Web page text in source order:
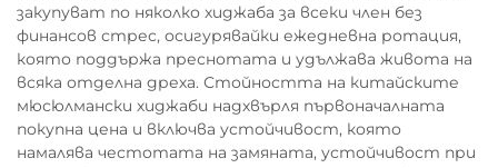
закупуват по няколко хиджаба за всеки член без
финансов стрес, осигурявайки ежедневна ротация,
която поддържа преснотата и удължава живота на
всяка отделна дреха. Стойността на китайските
мюсюлмански хиджаби надхвърля първоначалната
покупна цена и включва устойчивост, която
намалява честотата на замяната, устойчивост при